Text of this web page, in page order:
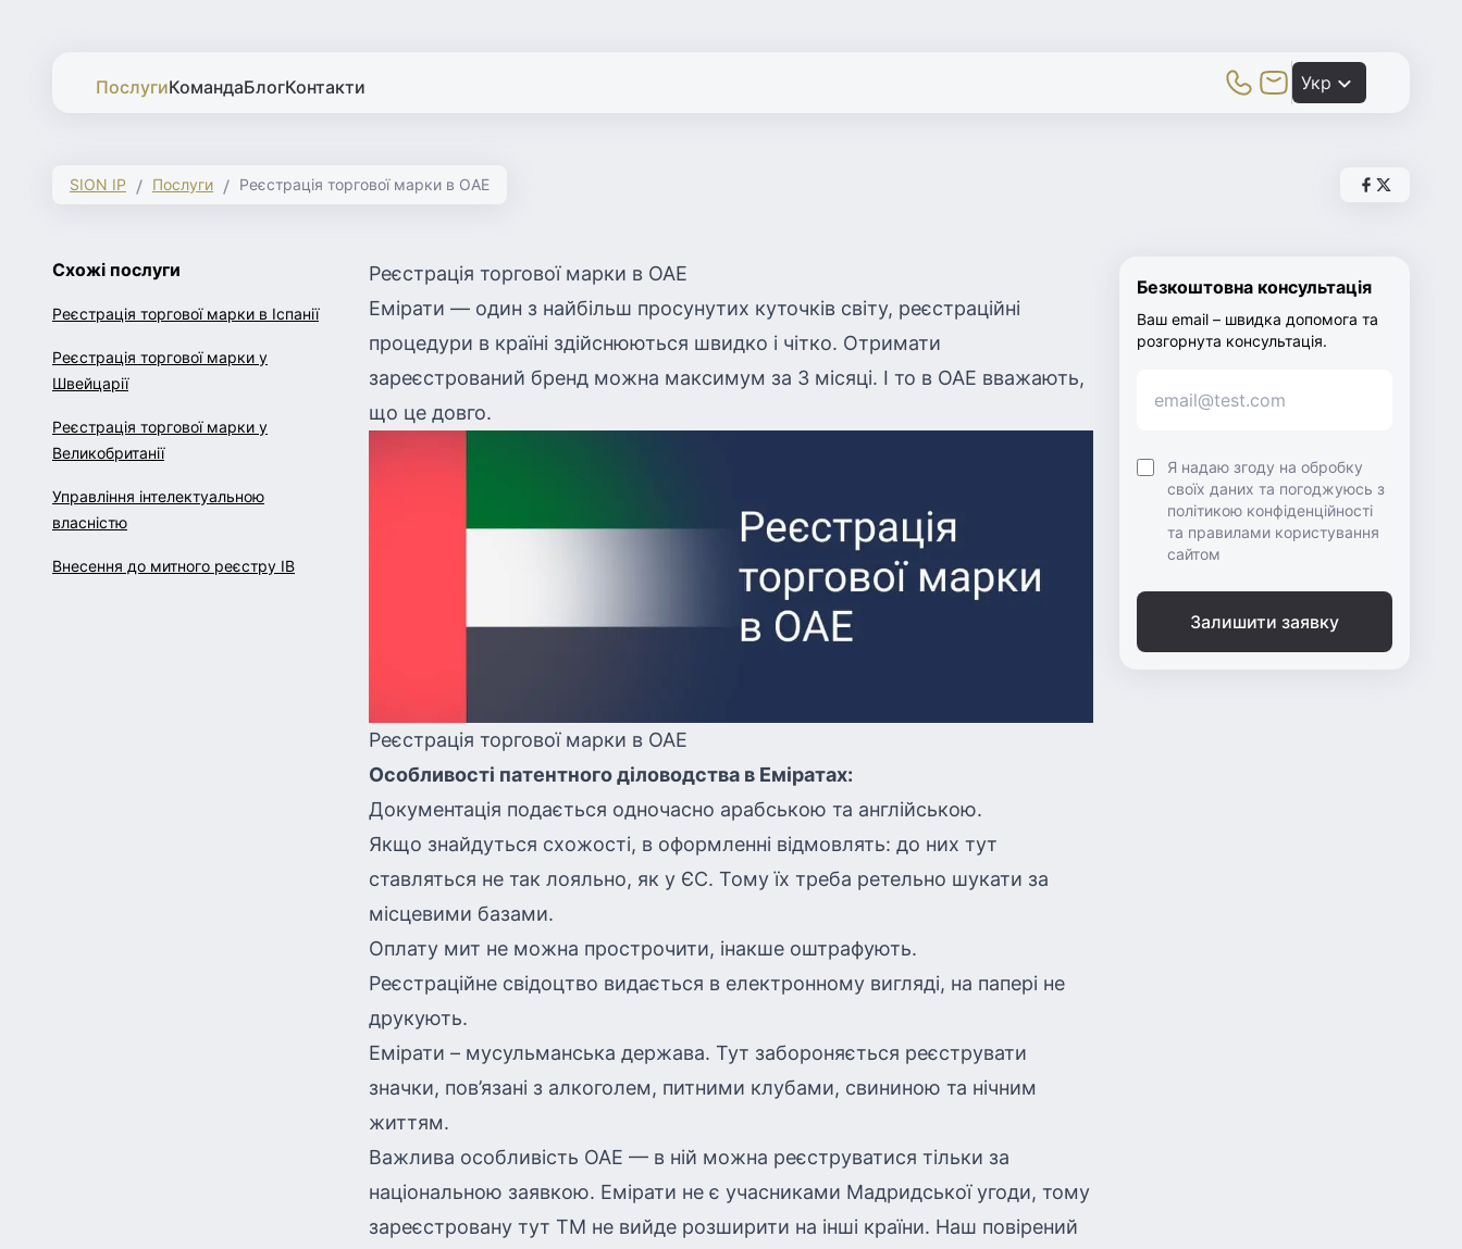
ПослугиКомандаБлогКонтакти Toggle Mobile Menu
Укр
SION IP Послуги Реєстрація торгової марки в ОАЕ Поділитись
Реєстрація торгової марки в ОАЕ
Емірати — один з найбільш просунутих куточків світу, реєстраційні
процедури в країні здійснюються швидко і чітко. Отримати
зареєстрований бренд можна максимум за 3 місяці. І то в ОАЕ вважають,
що це довго.
Реєстрація торгової марки в ОАЕ
Особливості патентного діловодства в Еміратах:
Документація подається одночасно арабською та англійською.
Якщо знайдуться схожості, в оформленні відмовлять: до них тут
ставляться не так лояльно, як у ЄС. Тому їх треба ретельно шукати за
місцевими базами.
Оплату мит не можна прострочити, інакше оштрафують.
Реєстраційне свідоцтво видається в електронному вигляді, на папері не
друкують.
Емірати – мусульманська держава. Тут забороняється реєструвати
значки, пов’язані з алкоголем, питними клубами, свининою та нічним
життям.
Важлива особливість ОАЕ — в ній можна реєструватися тільки за
національною заявкою. Емірати не є учасниками Мадридської угоди, тому
зареєстровану тут ТМ не вийде розширити на інші країни. Наш повірений
Безкоштовна консультація
Ваш email – швидка допомога та
розгорнута консультація.
Я надаю згоду на обробку
своїх даних та погоджуюсь з
політикою конфіденційності
та правилами користування
сайтом
Залишити заявку
Схожі послуги
Реєстрація торгової марки в Іспанії
Реєстрація торгової марки у
Швейцарії
Реєстрація торгової марки у
Великобританії
Управління інтелектуальною
власністю
Внесення до митного реєстру ІВ